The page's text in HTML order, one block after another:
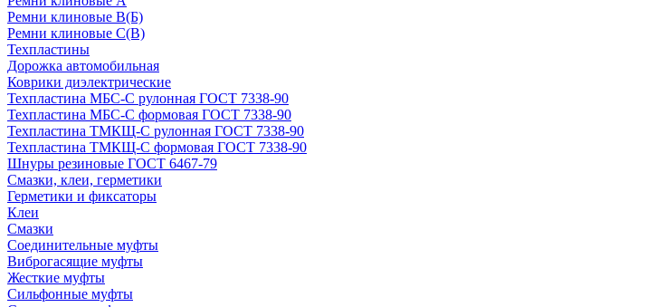
Ремни клиновые В(Б)
Ремни клиновые С(В)
Техпластины
Дорожка автомобильная
Коврики диэлектрические
Техпластина МБС-С рулонная ГОСТ 7338-90
Техпластина МБС-С формовая ГОСТ 7338-90
Техпластина ТМКЩ-С рулонная ГОСТ 7338-90
Техпластина ТМКЩ-С формовая ГОСТ 7338-90
Шнуры резиновые ГОСТ 6467-79
Смазки, клеи, герметики
Герметики и фиксаторы
Клеи
Смазки
Соединительные муфты
Виброгасящие муфты
Жесткие муфты
Сильфонные муфты